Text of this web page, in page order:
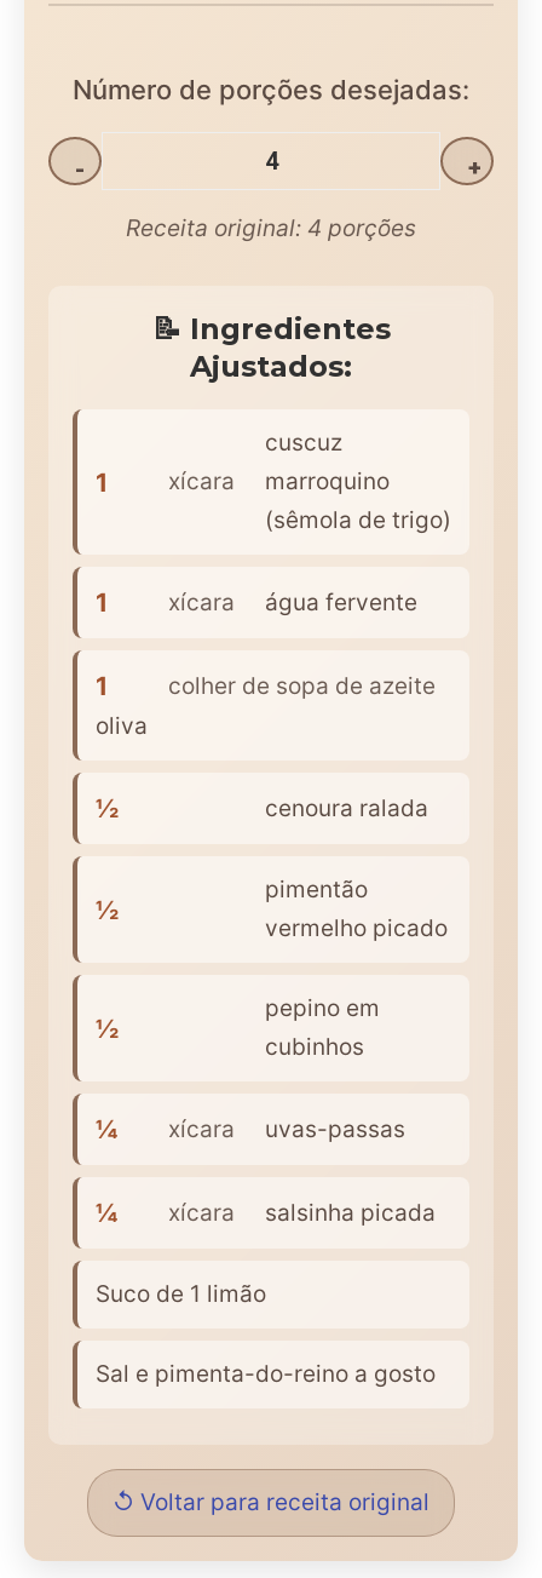
Número de porções desejadas:
- +
Receita original: 4 porções
📝 Ingredientes
Ajustados:
1 xícara
cuscuz
marroquino
(sêmola de trigo)
1 xícara água fervente
1
colher de sopa de azeite
oliva
½ cenoura ralada
½
pimentão
vermelho picado
½
pepino em
cubinhos
¼ xícara uvas-passas
¼ xícara salsinha picada
Suco de 1 limão
Sal e pimenta-do-reino a gosto
↺ Voltar para receita original